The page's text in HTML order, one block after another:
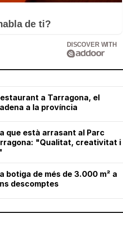
de ti?
DISCOVER WITH
a Tarragona, el
a la província
que està arrasant al Parc
"Qualitat, creativitat i
botiga de més de 3.000 m² a
descomptes